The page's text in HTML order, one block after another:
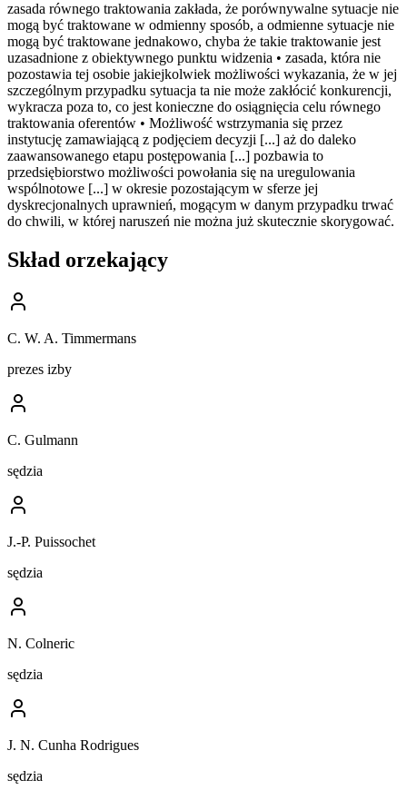
zasada równego traktowania zakłada, że porównywalne sytuacje nie
mogą być traktowane w odmienny sposób, a odmienne sytuacje nie
mogą być traktowane jednakowo, chyba że takie traktowanie jest
uzasadnione z obiektywnego punktu widzenia • zasada, która nie
pozostawia tej osobie jakiejkolwiek możliwości wykazania, że w jej
szczególnym przypadku sytuacja ta nie może zakłócić konkurencji,
wykracza poza to, co jest konieczne do osiągnięcia celu równego
traktowania oferentów • Możliwość wstrzymania się przez
instytucję zamawiającą z podjęciem decyzji [...] aż do daleko
zaawansowanego etapu postępowania [...] pozbawia to
przedsiębiorstwo możliwości powołania się na uregulowania
wspólnotowe [...] w okresie pozostającym w sferze jej
dyskrecjonalnych uprawnień, mogącym w danym przypadku trwać
do chwili, w której naruszeń nie można już skutecznie skorygować.
Skład orzekający
C. W. A. Timmermans
prezes izby
C. Gulmann
sędzia
J.-P. Puissochet
sędzia
N. Colneric
sędzia
J. N. Cunha Rodrigues
sędzia